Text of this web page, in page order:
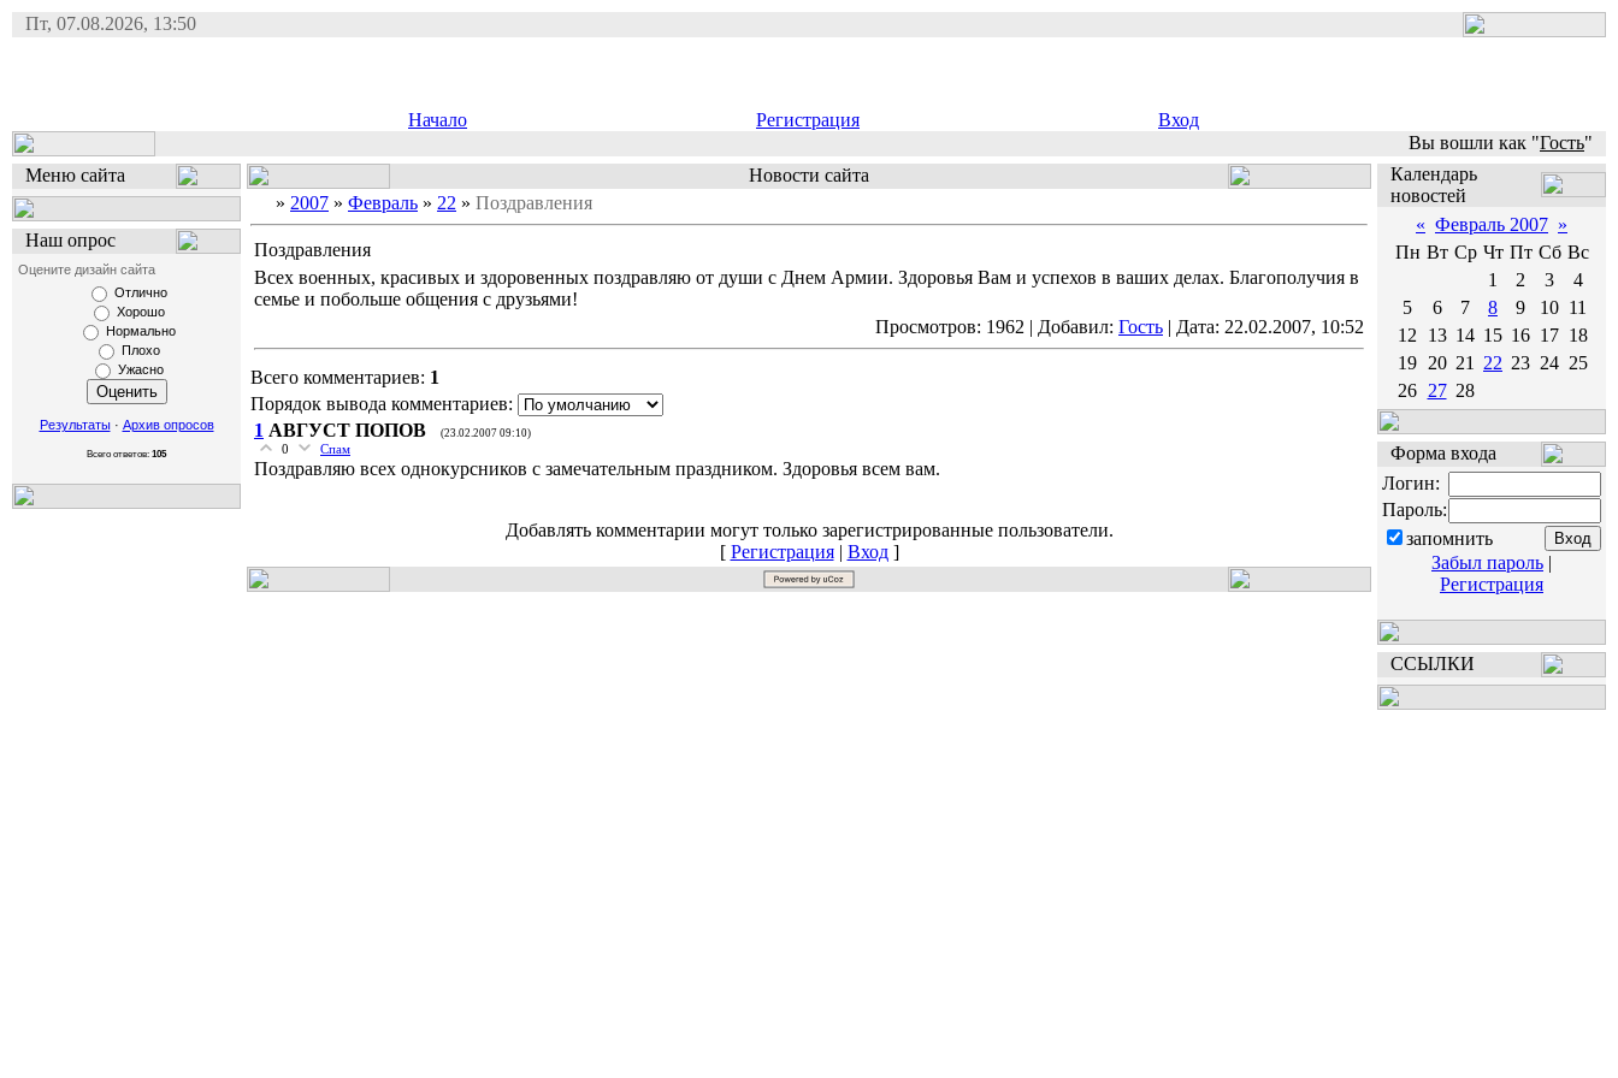
Пт, 07.08.2026, 13:50
Начало Регистрация
Вход
Вы вошли как "Гость"
Меню сайта
Наш опрос
Оцените дизайн сайта
Отлично
Хорошо
Нормально
Плохо
Ужасно
Результаты· Архив опросов
Всего ответов: 105
Новости сайта
» 2007 » Февраль » 22 » Поздравления
Поздравления
Всех военных, красивых и здоровенных поздравляю от души с Днем Армии. Здоровья Вам и успехов в ваших делах. Благополучия в
семье и побольше общения с друзьями!
Просмотров: 1962 | Добавил: Гость | Дата: 22.02.2007, 10:52
Всего комментариев: 1
Порядок вывода комментариев:
1 АВГУСТ ПОПОВ (23.02.2007 09:10)
0 Спам
Поздравляю всех однокурсников с замечательным праздником. Здоровья всем вам.
Добавлять комментарии могут только зарегистрированные пользователи.
[ Регистрация| Вход]
Календарь
новостей
« Февраль 2007 »
Пн Вт Ср Чт Пт Сб Вс
1
2 3
4
5
6 7 8 9 10 11
12
13 14 15 16 17 18
19 20 21 22 23 24 25
26 27 28
Форма входа
Логин:
Пароль:
запомнить
Забыл пароль |
Регистрация
ССЫЛКИ